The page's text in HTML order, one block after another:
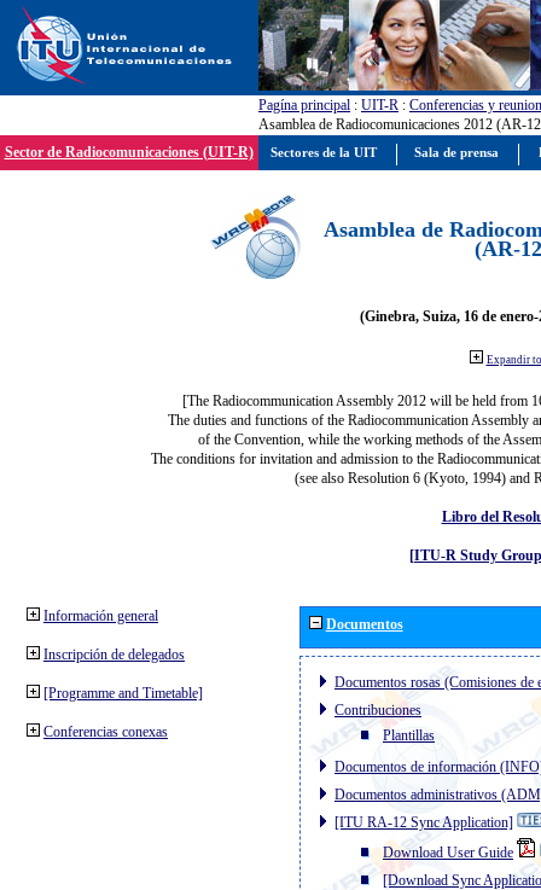
Pagína principal : UIT-R : Conferencias y
Asamblea de Radiocomunicaciones 2012 (AR-
Sector de Radiocomunicaciones (UIT-R)
Asamblea de
(AR-
(Ginebra, Suiza, 16 de
Expandir
[The Radiocommunication Assembly 2012 will be held from
The duties and functions of the Radiocommunication Assembly
of the Convention, while the working methods of the
The conditions for invitation and admission to the
(see also Resolution 6 (Kyoto, 1994) and
Libro del
[ITU-R Study
Información general
Inscripción de delegados
[Programme and Timetable]
Conferencias conexas
Documentos
Documentos rosas (Comisiones de
Contribuciones
Plantillas
Documentos de información
Documentos administrativos
[ITU RA-12 Sync Application]
Download User Guide
[Download Sync
Sectores de la UIT Sala de prensa